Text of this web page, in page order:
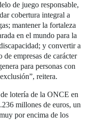
de juego responsable,
cobertura integral a
mantener la fortaleza
en el mundo para la
y convertir a
empresas de carácter
para personas con
reitera.
lotería de la ONCE en
millones de euros, un
por encima de los